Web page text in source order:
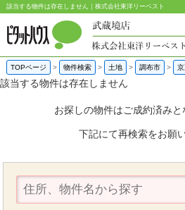
該当する物件は存在しません｜株式会社東洋リーベスト
TOPページ > 物件検索 > 土地 > 調布市 >
該当する物件は存在しません
お探しの物件はご成約済みと
下記にて再検索をお願